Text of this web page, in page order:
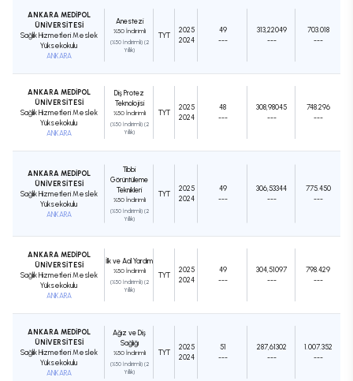
ANKARA MEDİPOL
ÜNİVERSİTESİ
Sağlık Hizmetleri Meslek
Yüksekokulu
ANKARA
Anestezi
%50 İndirimli
(%50 İndirimli) (2
Yıllık)
TYT
2025
2024
49
---
313,22049
---
703.018
---
ANKARA MEDİPOL
ÜNİVERSİTESİ
Sağlık Hizmetleri Meslek
Yüksekokulu
ANKARA
Diş Protez
Teknolojisi
%50 İndirimli
(%50 İndirimli) (2
Yıllık)
TYT
2025
2024
48
---
308,98045
---
748.296
---
ANKARA MEDİPOL
ÜNİVERSİTESİ
Sağlık Hizmetleri Meslek
Yüksekokulu
ANKARA
Tıbbi
Görüntüleme
Teknikleri
%50 İndirimli
(%50 İndirimli) (2
Yıllık)
TYT
2025
2024
49
---
306,53344
---
775.450
---
ANKARA MEDİPOL
ÜNİVERSİTESİ
Sağlık Hizmetleri Meslek
Yüksekokulu
ANKARA
İlk ve Acil Yardım
%50 İndirimli
(%50 İndirimli) (2
Yıllık)
TYT
2025
2024
49
---
304,51097
---
798.429
---
ANKARA MEDİPOL
ÜNİVERSİTESİ
Sağlık Hizmetleri Meslek
Yüksekokulu
ANKARA
Ağız ve Diş
Sağlığı
%50 İndirimli
(%50 İndirimli) (2
Yıllık)
TYT
2025
2024
51
---
287,61302
---
1.007.352
---